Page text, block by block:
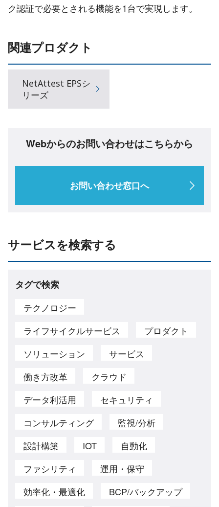
ク認証で必要とされる機能を1台で実現します。
関連プロダクト
NetAttest EPSシ
リーズ
Webからのお問い合わせはこちらから
お問い合わせ窓口へ
サービスを検索する
タグで検索
テクノロジー
ライフサイクルサービス
プロダクト
ソリューション
サービス
働き方改革
クラウド
データ利活用
セキュリティ
コンサルティング
監視/分析
設計構築
IOT
自動化
ファシリティ
運用・保守
効率化・最適化
BCP/バックアップ